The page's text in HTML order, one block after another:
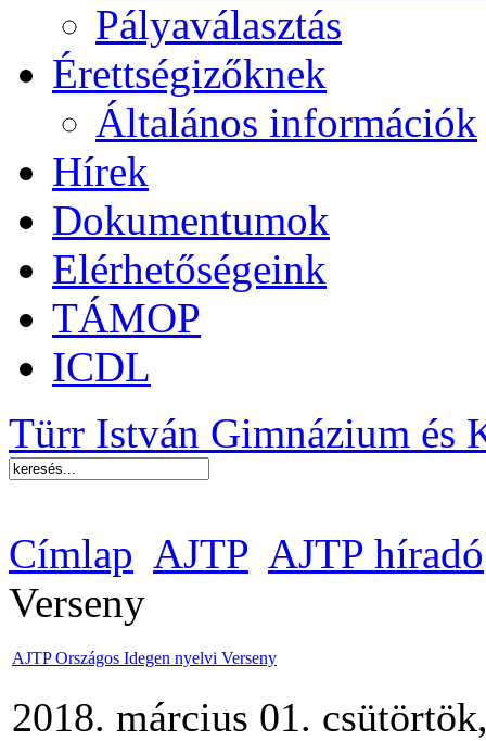
Pályaválasztás
Érettségizőknek
Általános információk
Hírek
Dokumentumok
Elérhetőségeink
TÁMOP
ICDL
Türr István Gimnázium és
Címlap AJTP AJTP híradó
Verseny
AJTP Országos Idegen nyelvi Verseny
2018. március 01.